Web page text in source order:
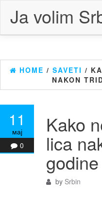
content
Ja volim
HOME / SAVETI /
NAKON
11
мај
0
Kako
lica
godine
by Srbin